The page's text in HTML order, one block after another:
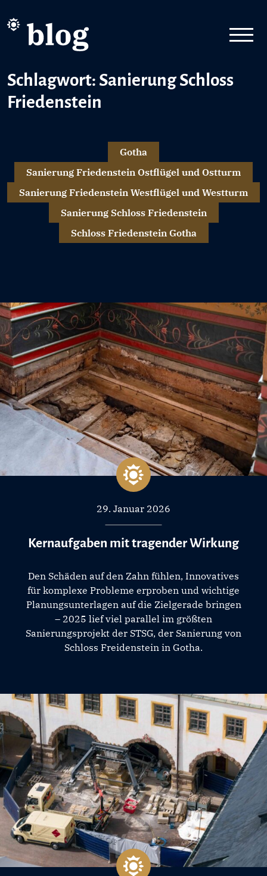
Schlagwort: Sanierung Schloss
Friedenstein
Gotha
Sanierung Friedenstein Ostflügel und Ostturm
Sanierung Friedenstein Westflügel und Westturm
Sanierung Schloss Friedenstein
Schloss Friedenstein Gotha
29. Januar 2026
Kernaufgaben mit tragender Wirkung
Den Schäden auf den Zahn fühlen, Innovatives
für komplexe Probleme erproben und wichtige
Planungsunterlagen auf die Zielgerade bringen
– 2025 lief viel parallel im größten
Sanierungsprojekt der STSG, der Sanierung von
Schloss Freidenstein in Gotha.